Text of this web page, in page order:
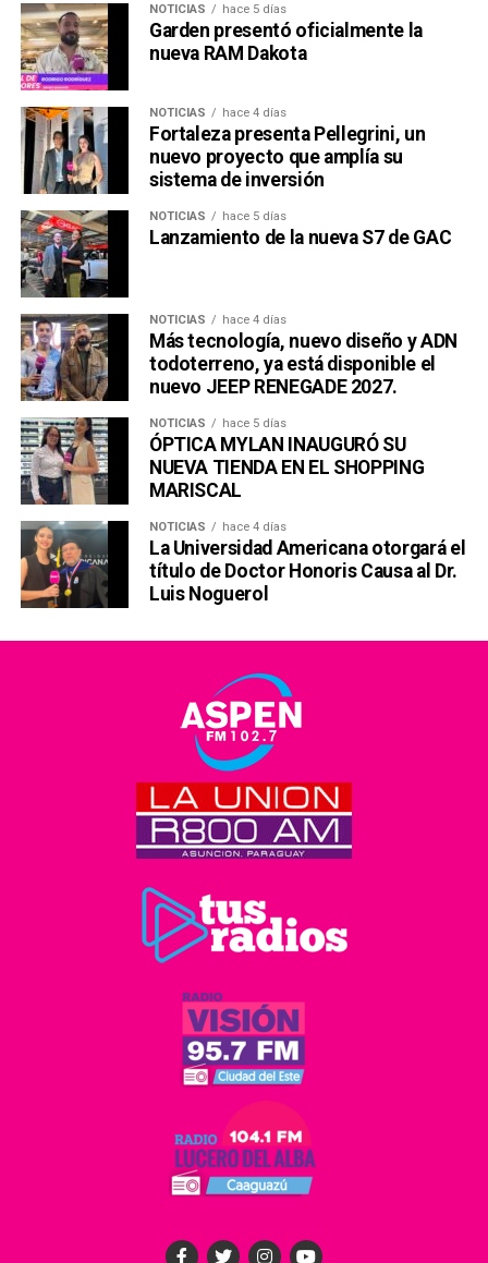
NOTICIAS hace 5 días
Garden presentó oficialmente la
nueva RAM Dakota
NOTICIAS hace 4 días
Fortaleza presenta Pellegrini, un
nuevo proyecto que amplía su
sistema de inversión
NOTICIAS hace 5 días
Lanzamiento de la nueva S7 de GAC
NOTICIAS hace 4 días
Más tecnología, nuevo diseño y ADN
todoterreno, ya está disponible el
nuevo JEEP RENEGADE 2027.
NOTICIAS hace 5 días
ÓPTICA MYLAN INAUGURÓ SU
NUEVA TIENDA EN EL SHOPPING
MARISCAL
NOTICIAS hace 4 días
La Universidad Americana otorgará el
título de Doctor Honoris Causa al Dr.
Luis Noguerol